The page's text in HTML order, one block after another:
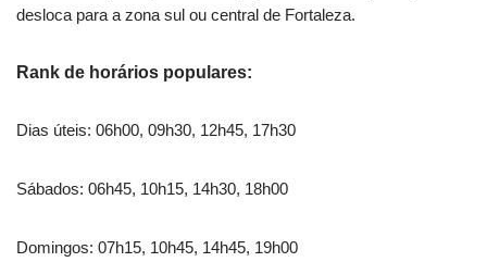
desloca para a zona sul ou central de Fortaleza.
Rank de horários populares:
Dias úteis: 06h00, 09h30, 12h45, 17h30
Sábados: 06h45, 10h15, 14h30, 18h00
Domingos: 07h15, 10h45, 14h45, 19h00